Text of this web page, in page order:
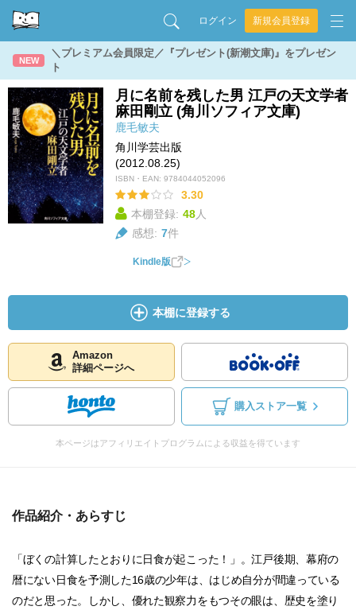
ログイン 新規会員登録
NEW
＼プレミアム会員限定／『プレゼント(新潮文庫)』をプレゼン
ト
月に名前を残した男 江戸の天文学者
麻田剛立 (角川ソフィア文庫)
鹿毛敏夫
角川学芸出版
(2012.08.25)
ISBN・EAN: 9784044052096
3.30
本棚登録: 48人
感想: 7件
Kindle版
本棚に登録する
Amazon
詳細ページへ
購入ストア一覧
本ページはアフィリエイトプログラムによる収益を得ています
作品紹介・あらすじ
「ぼくの計算したとおりに日食が起こった！」。江戸後期、幕府の
暦にない日食を予測した16歳の少年は、はじめ自分が間違っている
のだと思った。しかし、優れた観察力をもつその眼は、歴史を塗り